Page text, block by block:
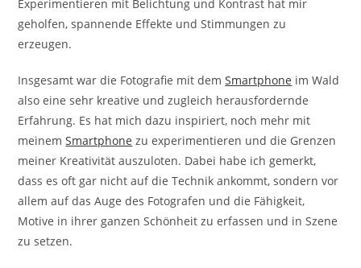
Experimentieren mit Belichtung und Kontrast hat mir
geholfen, spannende Effekte und Stimmungen zu
erzeugen.
Insgesamt war die Fotografie mit demSmartphone im Wald
also eine sehr kreative und zugleich herausfordernde
Erfahrung. Es hat mich dazu inspiriert, noch mehr mit
meinemSmartphone zu experimentieren und die Grenzen
meiner Kreativität auszuloten. Dabei habe ich gemerkt,
dass es oft gar nicht auf die Technik ankommt, sondern vor
allem auf das Auge des Fotografen und die Fähigkeit,
Motive in ihrer ganzen Schönheit zu erfassen und in Szene
zu setzen.